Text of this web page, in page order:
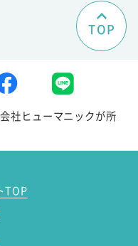
TOP
社ヒューマニックが所
TOP